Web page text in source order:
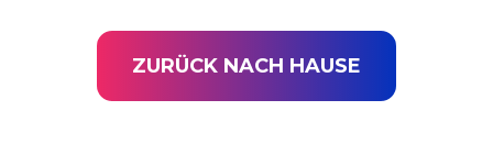
ZURÜCK NACH HAUSE